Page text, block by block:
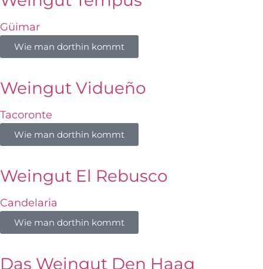
Güimar
Wie man dorthin kommt
Weingut Vidueño
Tacoronte
Wie man dorthin kommt
Weingut El Rebusco
Candelaria
Wie man dorthin kommt
Das Weingut Den Haag